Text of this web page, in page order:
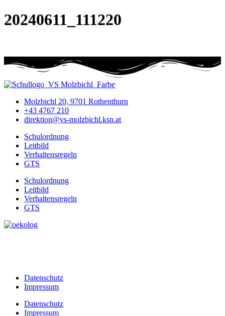
20240611_111220
Molzbichl 20, 9701 Rothenthurn
+43 4767 210
direktion@vs-molzbichl.ksn.at
Schulordnung
Leitbild
Verhaltensregeln
GTS
Schulordnung
Leitbild
Verhaltensregeln
GTS
Datenschutz
Impressum
Datenschutz
Impressum